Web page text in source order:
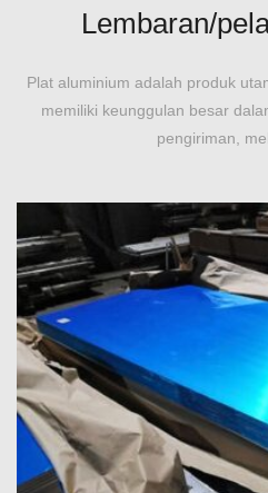
Lembaran/
Plat aluminium adalah produk
memiliki keunggulan besar
pengiriman,